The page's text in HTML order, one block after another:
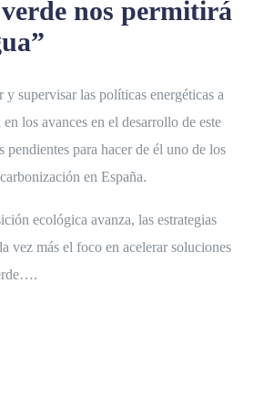
nos permitirá
y supervisar las políticas energéticas a
los avances en el desarrollo de este
pendientes para hacer de él uno de los
en España.
ecológica avanza, las estrategias
vez más el foco en acelerar soluciones